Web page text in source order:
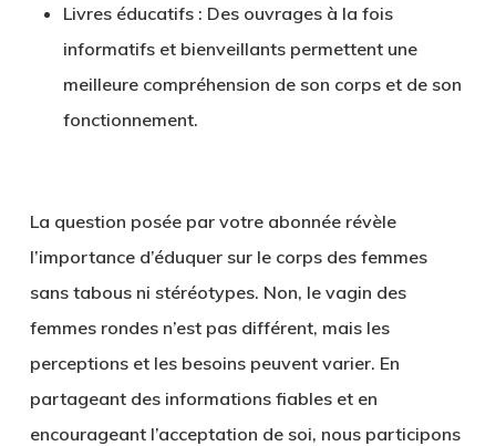
Livres éducatifs: Des ouvrages à la fois
informatifs et bienveillants permettent une
meilleure compréhension de son corps et de son
fonctionnement.
La question posée par votre abonnée révèle
l’importance d’éduquer sur le corps des femmes
sans tabous ni stéréotypes. Non, le vagin des
femmes rondes n’est pas différent, mais les
perceptions et les besoins peuvent varier. En
partageant des informations fiables et en
encourageant l’acceptation de soi, nous participons